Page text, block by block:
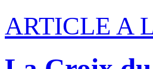
ARTICLE A